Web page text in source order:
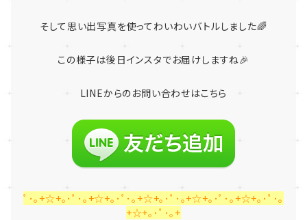
そして思い出写真を使ってわいわいバトルしました🌈
この様子は後日インスタでお届けしますね🎉
LINEからのお問い合わせはこちら
ﾟ･｡+☆+｡･ﾟ･｡+☆+｡･ﾟ･｡+☆+｡･ﾟ･｡+☆+｡･ﾟ･｡+☆+｡･ﾟ･｡
+☆+｡･ﾟ･｡+